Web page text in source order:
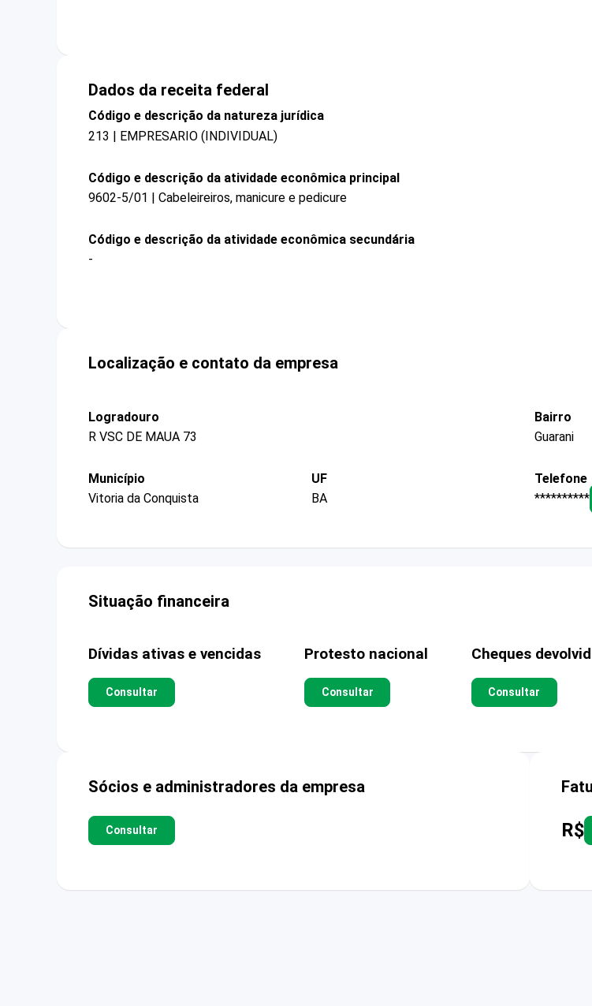
Dados da receita federal
Código e descrição da natureza jurídica
213 | EMPRESARIO (INDIVIDUAL)
Código e descrição da atividade econômica principal
9602-5/01 | Cabeleireiros, manicure e pedicure
Código e descrição da atividade econômica secundária
-
Localização e contato da empresa
Logradouro
R VSC DE MAUA 73
Bairro
Guarani
Município
Vitoria da Conquista
UF
BA
Telefone
**********
Situação financeira
Dívidas ativas e vencidas
Consultar
Protesto nacional
Consultar
Cheques
Consultar
Sócios e administradores da empresa
Consultar R$